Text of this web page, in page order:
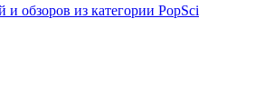
и обзоров из категории PopSci